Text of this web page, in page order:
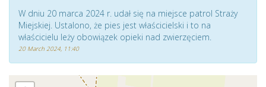
W dniu 20 marca 2024 r. udał się na miejsce patrol Straży
Miejskiej. Ustalono, że pies jest właścicielski i to na
właścicielu leży obowiązek opieki nad zwierzęciem.
20 March 2024, 11:40